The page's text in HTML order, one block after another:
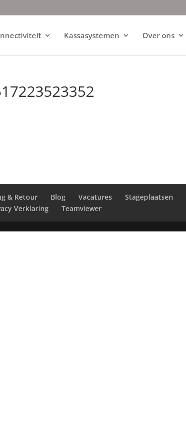
Kassasystemen Over ons
& Retour Blog Vacatures Stageplaatsen
Verklaring Teamviewer